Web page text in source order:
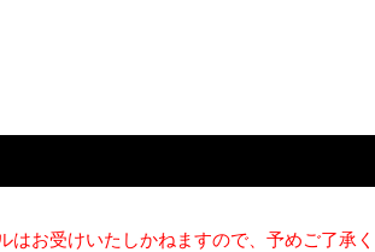
お受けいたしかねますので、予めご了承く